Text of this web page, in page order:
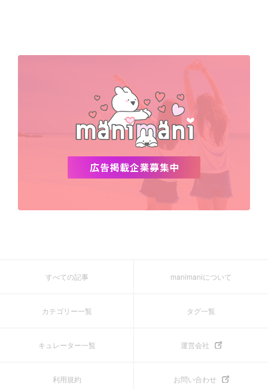
すべての記事 manimaniについて
カテゴリー一覧 タグ一覧
キュレーター一覧 運営会社
利用規約 お問い合わせ